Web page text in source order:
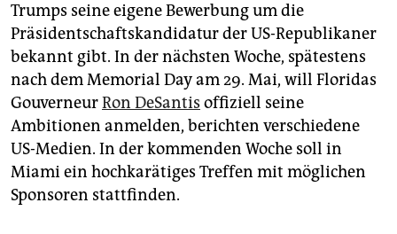
genossenschaft
epaper login
Trumps seine eigene Bewerbung um die
Präsidentschaftskandidatur der US-Republikaner
bekannt gibt. In der nächsten Woche, spätestens
nach dem Memorial Day am 29. Mai, will Floridas
GouverneurRon DeSantis offiziell seine
Ambitionen anmelden, berichten verschiedene
US-Medien. In der kommenden Woche soll in
Miami ein hochkarätiges Treffen mit möglichen
Sponsoren stattfinden.